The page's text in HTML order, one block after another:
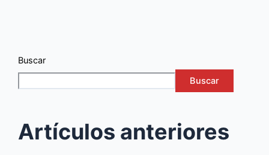
Buscar
Buscar
Artículos anteriores